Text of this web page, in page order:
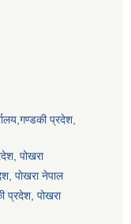
प्रदेश,
पोखरा
पाेखरा नेपाल
प्रदेश, पोखरा